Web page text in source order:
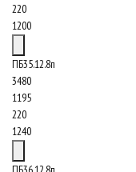
220
1200
ПБ35.12.8п
3480
1195
220
1240